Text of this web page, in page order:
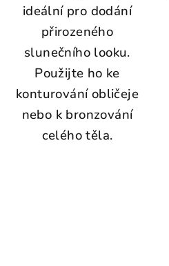
ideální pro dodání
přirozeného
slunečního looku.
Použijte ho ke
konturování obličeje
nebo k bronzování
celého těla.